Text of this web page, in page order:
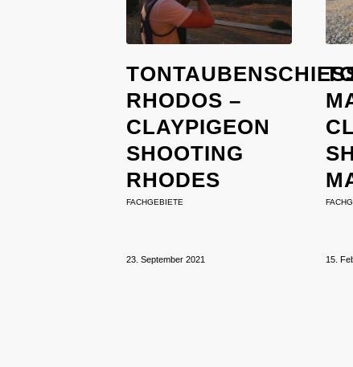
HODOS – C
LAYPIGEON S
HOOTING R
HODES
FACHGEBIETE
23. September 2021 15.